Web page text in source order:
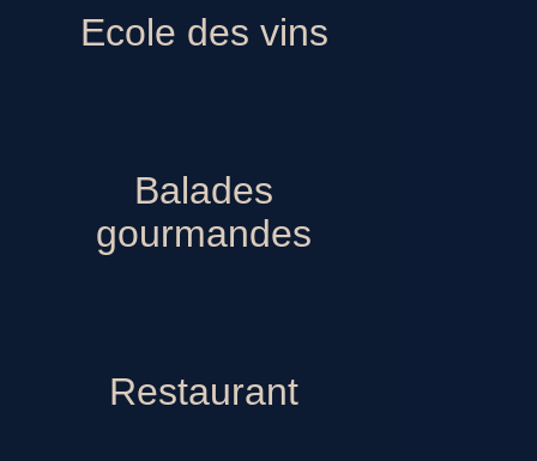
Ecole des vins
Balades gourmandes
Restaurant